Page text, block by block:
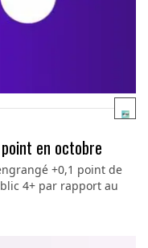
point en octobre
+0,1 point de
4+ par rapport au